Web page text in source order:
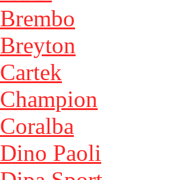
Brembo
Breyton
Cartek
Champion
Coralba
Dino Paoli